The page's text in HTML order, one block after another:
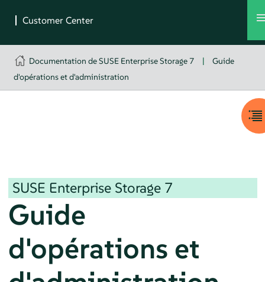
Documentation de SUSE Enterprise Storage 7 |
Guide
d'opérations et d'administration
SUSE Enterprise Storage 7
Guide
d'opérations et